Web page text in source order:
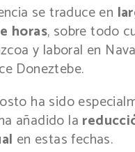
se traduce en
horas, sobre todo
y laboral en
Doneztebe.
ha sido
añadido la
en estas fechas.